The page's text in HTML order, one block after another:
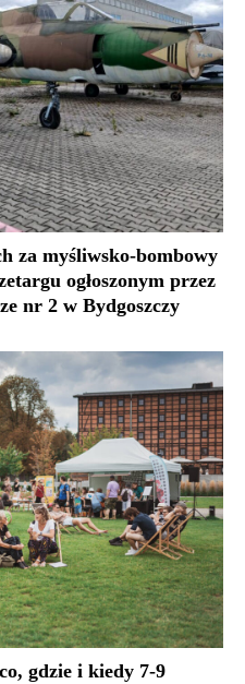
za myśliwsko-bombowy
ogłoszonym przez
nr 2 w Bydgoszczy
gdzie i kiedy 7-9